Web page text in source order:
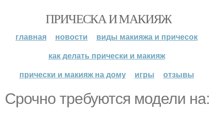
ПРИЧЕСКА И МАКИЯЖ
главная новости
виды макияжа и причесок
как делать прически и макияж
прически и макияж на дому
игры отзывы
Срочно требуются модели на: